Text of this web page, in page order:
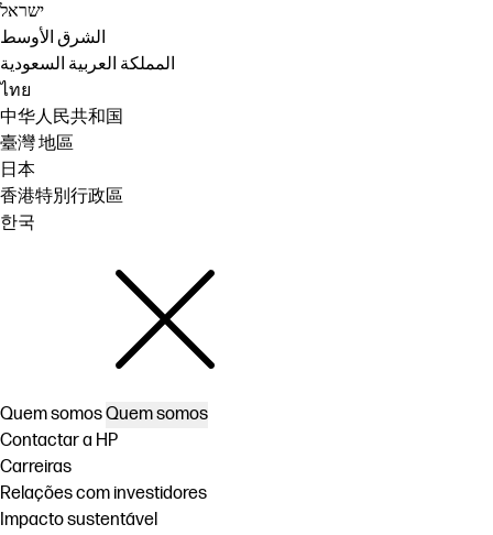
ישראל
الشرق الأوسط
المملكة العربية السعودية
ไทย
中华人民共和国
臺灣 地區
日本
香港特別行政區
한국
Quem somosQuem somos
Contactar a HP
Carreiras
Relações com investidores
Impacto sustentável